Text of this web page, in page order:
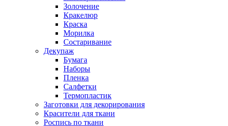
Золочение
Кракелюр
Краска
Морилка
Состаривание
Декупаж
Бумага
Наборы
Пленка
Салфетки
Термопластик
Заготовки для декорирования
Красители для ткани
Роспись по ткани